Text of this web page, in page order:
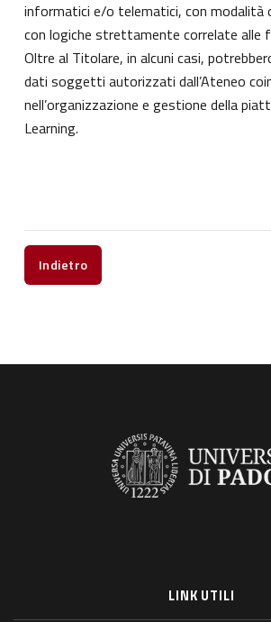
informatici e/o telematici, con modalità
con logiche strettamente correlate alle
Oltre al Titolare, in alcuni casi,
dati soggetti autorizzati dall’Ateneo
nell’organizzazione e gestione della
Learning.
Indietro
LINK UTILI